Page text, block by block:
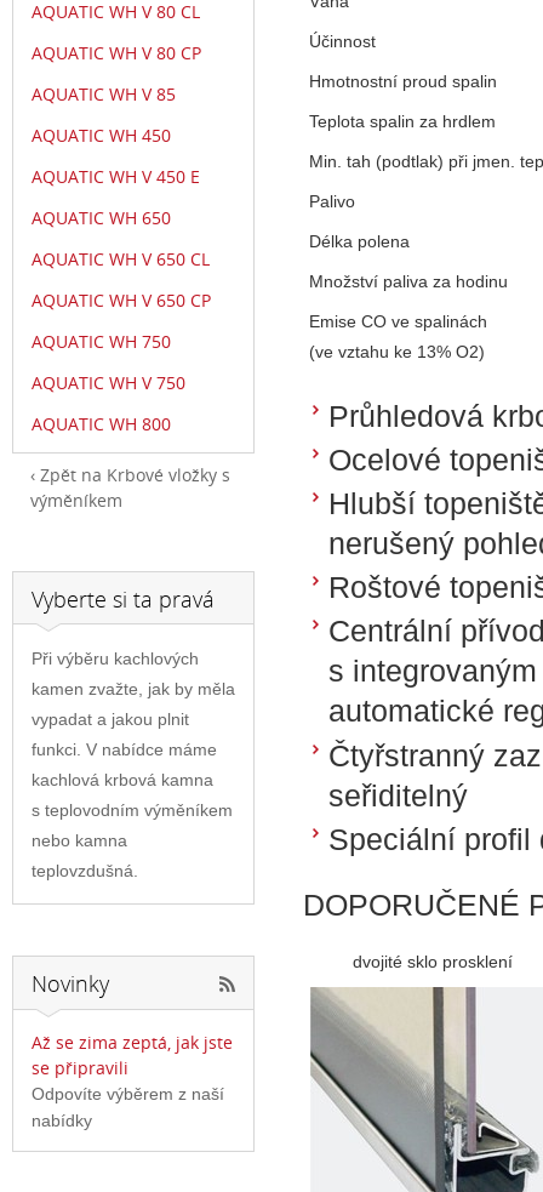
Účinnost
Hmotnostní proud spalin
Teplota spalin za hrdlem
Min. tah (podtlak) při jmen.
Palivo
Délka polena
Množství paliva za hodinu
Emise CO ve spalinách
(ve vztahu ke 13% O2)
Průhledová
Ocelové
Hlubší
nerušený
Roštové
Centrální
s
automatické
Čtyřstranný
seřiditelný
Speciální profil
DOPORUČENÉ
dvojité sklo prosklení
AQUATIC WH V 80 CL
AQUATIC WH V 80 CP
AQUATIC WH V 85
AQUATIC WH 450
AQUATIC WH V 450 E
AQUATIC WH 650
AQUATIC WH V 650 CL
AQUATIC WH V 650 CP
AQUATIC WH 750
AQUATIC WH V 750
AQUATIC WH 800
Zpět na Krbové vložky s
výměníkem
Vyberte si ta pravá
Při výběru kachlových
kamen zvažte, jak by měla
vypadat a jakou plnit
funkci. V nabídce máme
kachlová krbová kamna
s teplovodním výměníkem
nebo kamna
teplovzdušná.
Novinky
Až se zima zeptá, jak jste
se připravili
Odpovíte výběrem z naší
nabídky